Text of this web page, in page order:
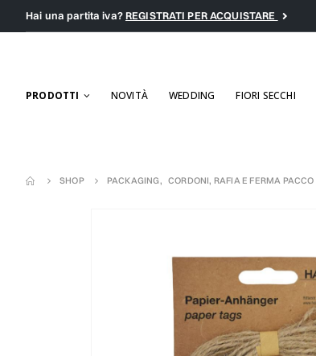
Hai una partita iva?REGISTRATI PER ACQUISTARE
PRODOTTI NOVITÀ WEDDING FIORI SECCHI
SHOP PACKAGING, CORDONI, RAFIA E FERMA PACCO